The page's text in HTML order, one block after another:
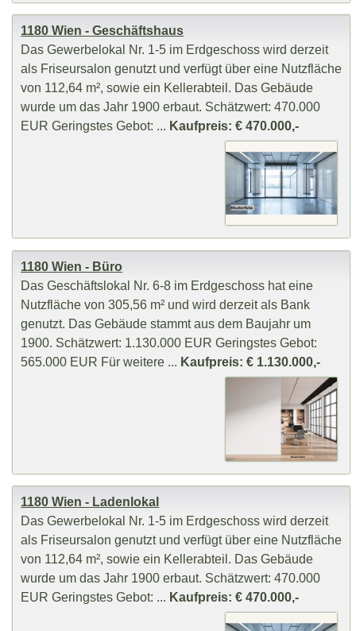
1180 Wien - Geschäftshaus
Das Gewerbelokal Nr. 1-5 im Erdgeschoss wird derzeit
als Friseursalon genutzt und verfügt über eine Nutzfläche
von 112,64 m², sowie ein Kellerabteil. Das Gebäude
wurde um das Jahr 1900 erbaut. Schätzwert: 470.000
EUR Geringstes Gebot: ... Kaufpreis: € 470.000,-
1180 Wien - Büro
Das Geschäftslokal Nr. 6-8 im Erdgeschoss hat eine
Nutzfläche von 305,56 m² und wird derzeit als Bank
genutzt. Das Gebäude stammt aus dem Baujahr um
1900. Schätzwert: 1.130.000 EUR Geringstes Gebot:
565.000 EUR Für weitere ... Kaufpreis: € 1.130.000,-
1180 Wien - Ladenlokal
Das Gewerbelokal Nr. 1-5 im Erdgeschoss wird derzeit
als Friseursalon genutzt und verfügt über eine Nutzfläche
von 112,64 m², sowie ein Kellerabteil. Das Gebäude
wurde um das Jahr 1900 erbaut. Schätzwert: 470.000
EUR Geringstes Gebot: ... Kaufpreis: € 470.000,-